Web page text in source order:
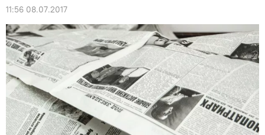
11:56 08.07.2017